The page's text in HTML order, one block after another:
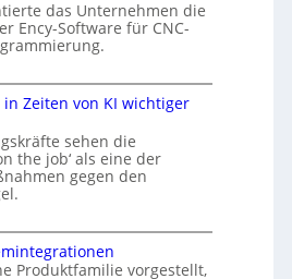
das Unternehmen die
Ency-Software für CNC-
Zeiten von KI wichtiger
sehen die
the job‘ als eine der
gegen den
Produktfamilie vorgestellt,